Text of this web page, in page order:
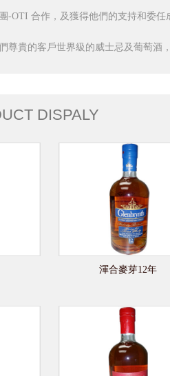
-OTI 合作，及獲得他們的支持和委
尊貴的客戶世界級的威士忌及葡萄酒
DISPALY
渾合麥芽12年